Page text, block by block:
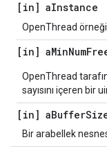
[in] aInstance
OpenThread
[in] aMinNum
OpenThread
sayısını içeren bir
[in] aBuffer
Bir arabellek